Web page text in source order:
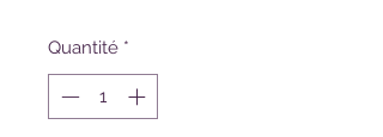
Quantité *